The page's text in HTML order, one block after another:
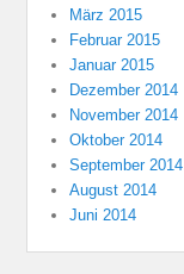
März 2015
Februar 2015
Januar 2015
Dezember 2014
November 2014
Oktober 2014
September 2014
August 2014
Juni 2014